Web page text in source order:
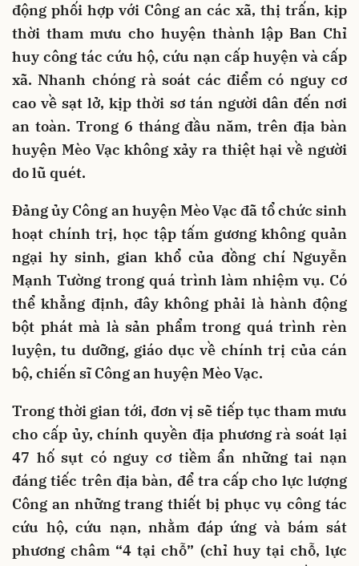
động phối hợp với Công an các xã, thị trấn, kịp
thời tham mưu cho huyện thành lập Ban Chỉ
huy công tác cứu hộ, cứu nạn cấp huyện và cấp
xã. Nhanh chóng rà soát các điểm có nguy cơ
cao về sạt lở, kịp thời sơ tán người dân đến nơi
an toàn. Trong 6 tháng đầu năm, trên địa bàn
huyện Mèo Vạc không xảy ra thiệt hại về người
do lũ quét.
Đảng ủy Công an huyện Mèo Vạc đã tổ chức sinh
hoạt chính trị, học tập tấm gương không quản
ngại hy sinh, gian khổ của đồng chí Nguyễn
Mạnh Tường trong quá trình làm nhiệm vụ. Có
thể khẳng định, đây không phải là hành động
bột phát mà là sản phẩm trong quá trình rèn
luyện, tu dưỡng, giáo dục về chính trị của cán
bộ, chiến sĩ Công an huyện Mèo Vạc.
Trong thời gian tới, đơn vị sẽ tiếp tục tham mưu
cho cấp ủy, chính quyền địa phương rà soát lại
47 hố sụt có nguy cơ tiềm ẩn những tai nạn
đáng tiếc trên địa bàn, để tra cấp cho lực lượng
Công an những trang thiết bị phục vụ công tác
cứu hộ, cứu nạn, nhằm đáp ứng và bám sát
phương châm “4 tại chỗ” (chỉ huy tại chỗ, lực